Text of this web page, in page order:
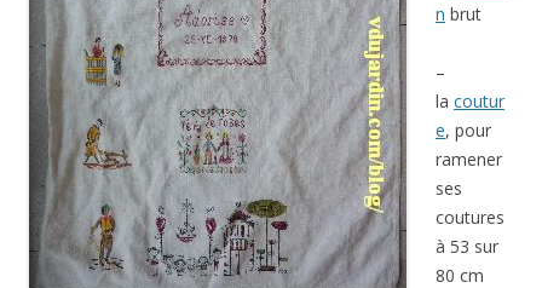
n brut
–
la coutur
e, pour
ramener
ses
coutures
à 53 sur
80 cm